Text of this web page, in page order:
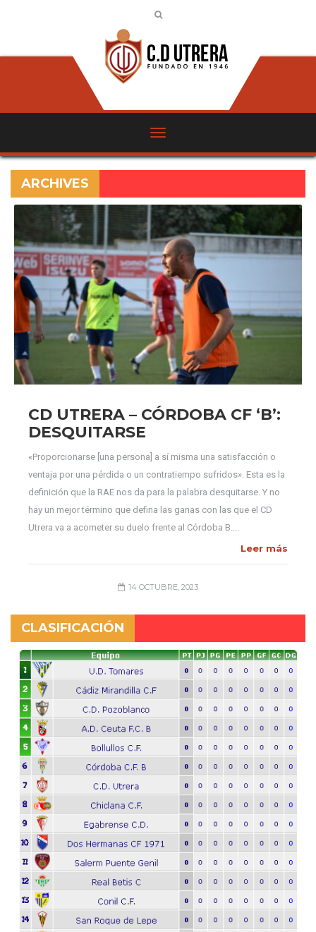
ARCHIVES
CD UTRERA – CÓRDOBA CF ‘B’:
DESQUITARSE
«Proporcionarse [una persona] a sí misma una satisfacción o
ventaja por una pérdida o un contratiempo sufridos». Esta es la
definición que la RAE nos da para la palabra desquitarse. Y no
hay un mejor término que defina las ganas con las que el CD
Utrera va a acometer su duelo frente al Córdoba B….
Leer más
14 OCTUBRE, 2023
CLASIFICACIÓN